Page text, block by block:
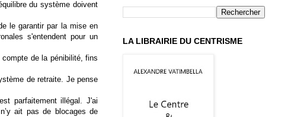
du système doivent
le garantir par la mise en
s'entendent pour un
de la pénibilité, fins
de retraite. Je pense
parfaitement illégal. J'ai
ait pas de blocages de
LA LIBRAIRIE DU CENTRISME